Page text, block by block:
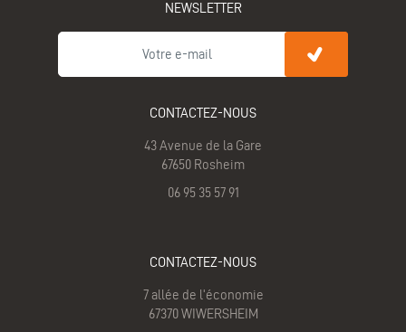
NEWSLETTER
CONTACTEZ-NOUS
43 Avenue de la Gare
67650 Rosheim
06 95 35 57 91
CONTACTEZ-NOUS
7 allée de l'économie
67370 WIWERSHEIM